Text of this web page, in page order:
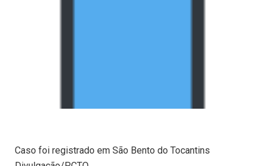
Caso foi registrado em São Bento do Tocantins